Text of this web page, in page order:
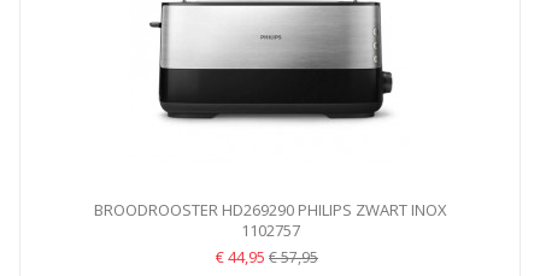
BROODROOSTER HD269290 PHILIPS ZWART INOX
1102757
€ 44,95 € 57,95